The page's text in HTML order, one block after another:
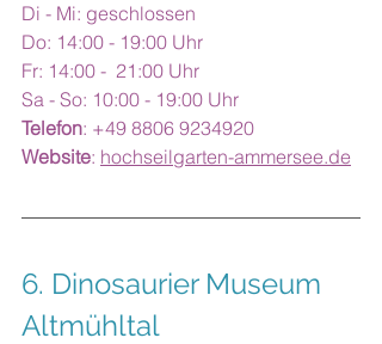
Di - Mi: geschlossen
Do: 14:00 - 19:00 Uhr
Fr: 14:00 -  21:00 Uhr
Sa - So: 10:00 - 19:00 Uhr
Telefon: +49 8806 9234920
Website: hochseilgarten-ammersee.de
6. Dinosaurier Museum
Altmühltal